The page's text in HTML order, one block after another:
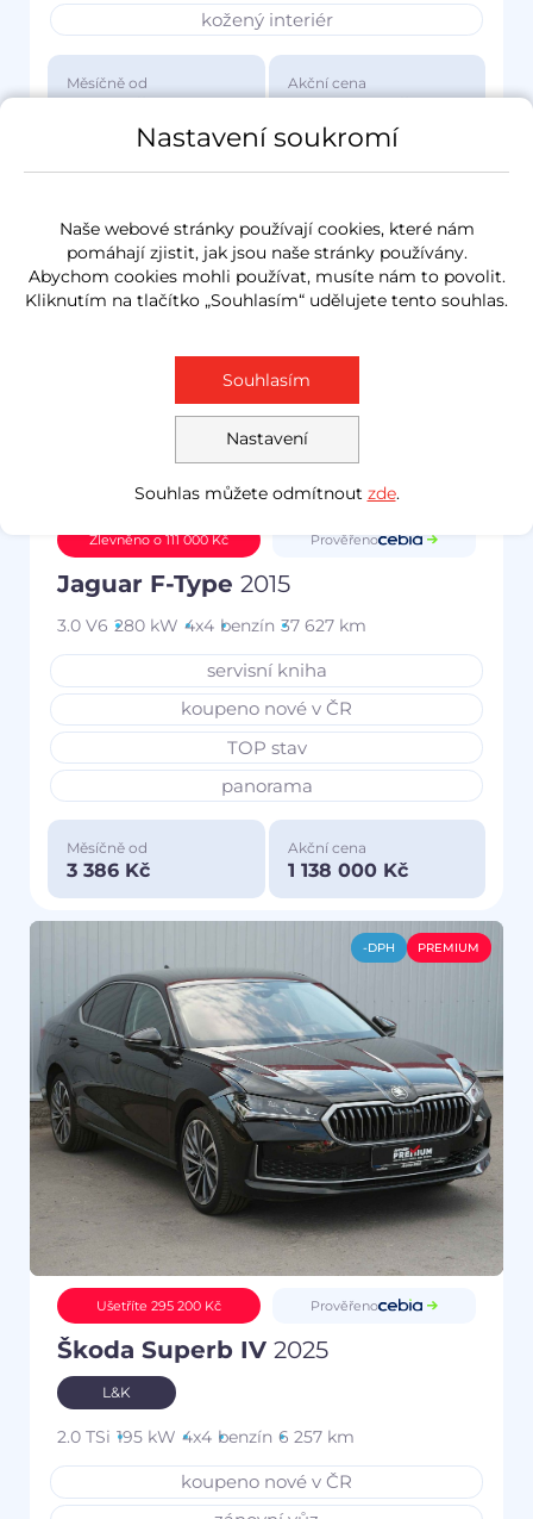
kožený interiér
Měsíčně od
3 417 Kč
Akční cena
1 149 000 Kč
Zlevněno o 111 000 Kč Prověřeno
Jaguar F-Type 2015
3.0 V6 280 kW 4x4 benzín 37 627 km
servisní kniha
koupeno nové v ČR
TOP stav
panorama
Měsíčně od
3 386 Kč
Akční cena
1 138 000 Kč
-DPH PREMIUM
Ušetříte 295 200 Kč Prověřeno
Škoda Superb IV 2025
L&K
2.0 TSi 195 kW 4x4 benzín 6 257 km
koupeno nové v ČR
Nastavení soukromí
Naše webové stránky používají cookies, které nám
pomáhají zjistit, jak jsou naše stránky používány.
Abychom cookies mohli používat, musíte nám to povolit.
Kliknutím na tlačítko „Souhlasím“ udělujete tento souhlas.
Nastavení
Souhlasím
Souhlas můžete odmítnout zde.